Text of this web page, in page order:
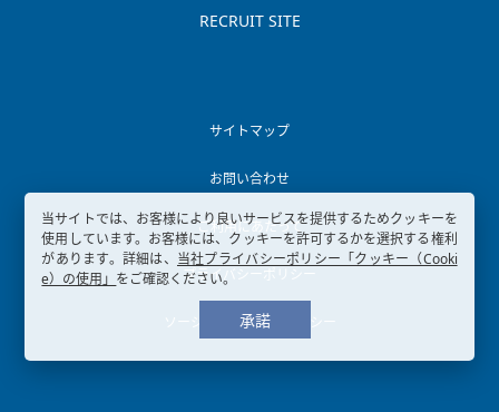
RECRUIT SITE
サイトマップ
お問い合わせ
ご利用にあたって
プライバシーポリシー
ソーシャルメディアポリシー
当サイトでは、お客様により良いサービスを提供するためクッキーを
使用しています。お客様には、クッキーを許可するかを選択する権利
があります。詳細は、 当社プライバシーポリシー「クッキー（Cooki
e）の使用」 をご確認ください。
承諾